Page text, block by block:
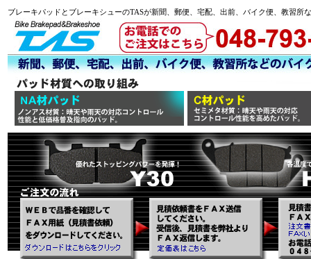
ブレーキパッドとブレーキシューのTASが新聞、郵便、宅配、出前、バイク便、教習所